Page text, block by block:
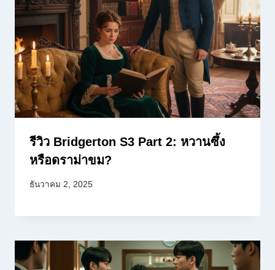
รีวิว Bridgerton S3 Part 2: หวานซึ้ง
หรือดราม่าขม?
ธันวาคม 2, 2025